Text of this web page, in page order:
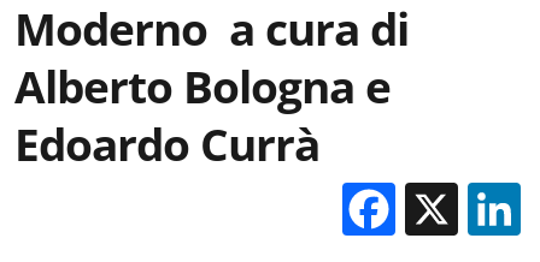
Moderno a cura di
Alberto Bologna e
Edoardo Currà
X